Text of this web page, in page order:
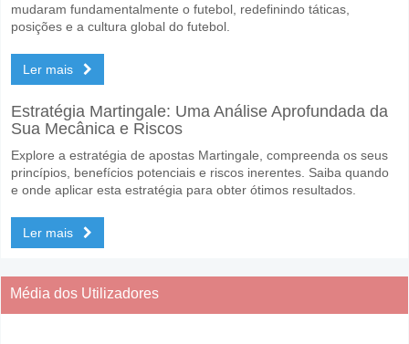
mudaram fundamentalmente o futebol, redefinindo táticas,
posições e a cultura global do futebol.
Ler mais
Estratégia Martingale: Uma Análise Aprofundada da
Sua Mecânica e Riscos
Explore a estratégia de apostas Martingale, compreenda os seus
princípios, benefícios potenciais e riscos inerentes. Saiba quando
e onde aplicar esta estratégia para obter ótimos resultados.
Ler mais
Média dos Utilizadores